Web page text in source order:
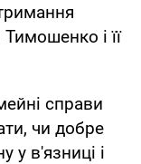
і її
справи
чи добре
у в'язниці і